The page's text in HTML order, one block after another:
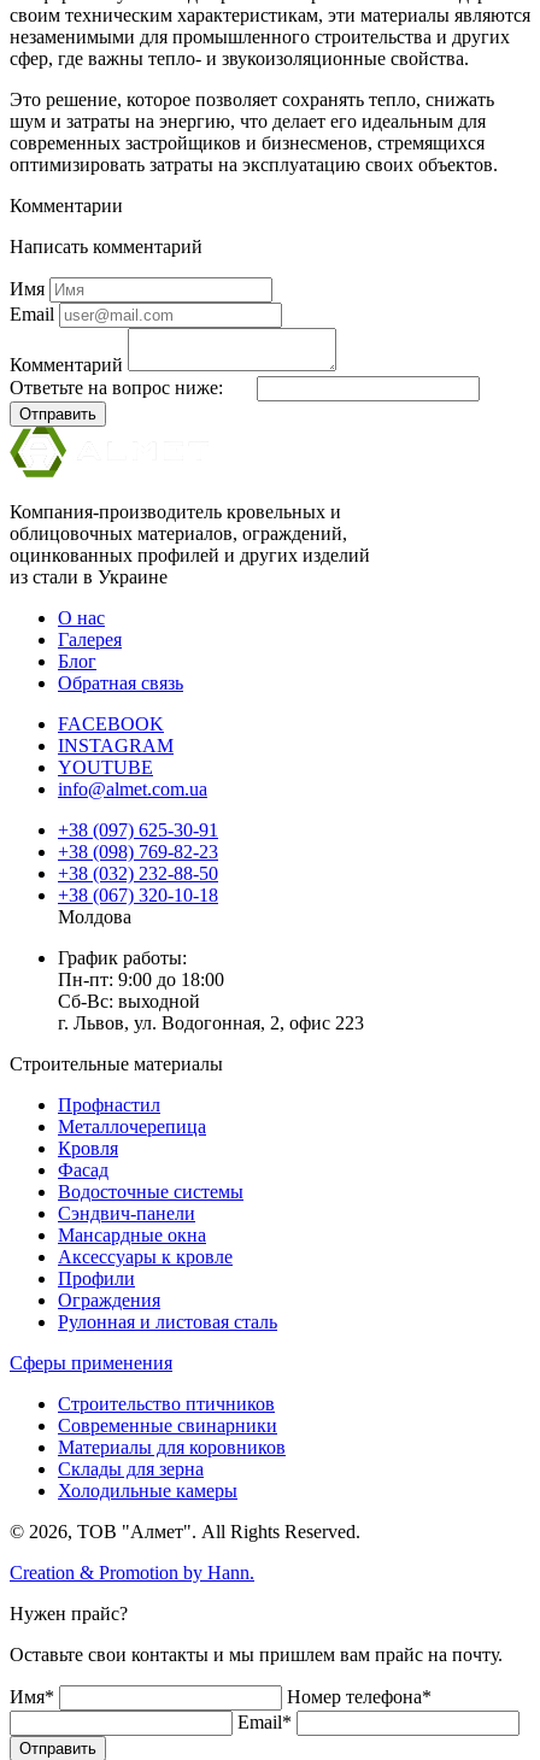
своим техническим характеристикам, эти материалы являются
незаменимыми для промышленного строительства и других
сфер, где важны тепло- и звукоизоляционные свойства.
Это решение, которое позволяет сохранять тепло, снижать
шум и затраты на энергию, что делает его идеальным для
современных застройщиков и бизнесменов, стремящихся
оптимизировать затраты на эксплуатацию своих объектов.
Комментарии
Написать комментарий
Имя
Email
Комментарий
Ответьте на вопрос ниже:
Отправить
Компания-производитель кровельных и
облицовочных материалов, ограждений,
оцинкованных профилей и других изделий
из стали в Украине
О нас
Галерея
Блог
Обратная связь
FACEBOOK
INSTAGRAM
YOUTUBE
info@almet.com.ua
+38 (097) 625-30-91
+38 (098) 769-82-23
+38 (032) 232-88-50
+38 (067) 320-10-18
Молдова
График работы:
Пн-пт: 9:00 до 18:00
Сб-Вс: выходной
г. Львов, ул. Водогонная, 2, офис 223
Строительные материалы
Профнастил
Металлочерепица
Кровля
Фасад
Водосточные системы
Сэндвич-панели
Мансардные окна
Аксессуары к кровле
Профили
Ограждения
Рулонная и листовая сталь
Сферы применения
Строительство птичников
Современные свинарники
Материалы для коровников
Склады для зерна
Холодильные камеры
© 2026, ТОВ "Алмет". All Rights Reserved.
Creation & Promotion by Hann.
Нужен прайс?
Оставьте свои контакты и мы пришлем вам прайс на почту.
Имя*
Номер телефона*
Email*
Отправить